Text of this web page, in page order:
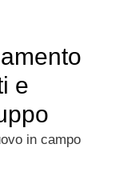
e
in campo